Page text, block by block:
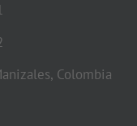
Colombia